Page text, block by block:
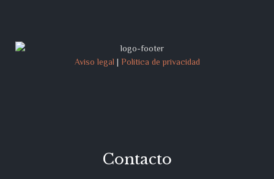
Aviso legal | Política de privacidad
Contacto